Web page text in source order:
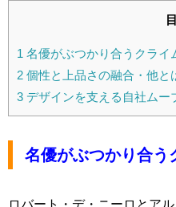
1 名優がぶつかり合うクライ
2 個性と上品さの融合・他と
3 デザインを支える自社ムー
名優がぶつかり合う